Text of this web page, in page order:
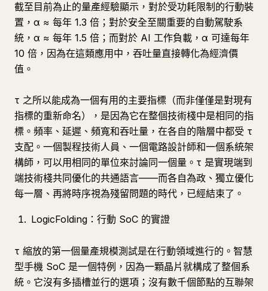
截至目前為止的量產經驗顯示，對於受功耗限制的行動裝
置，α ≈ 每年 1.3 倍；對於安全至關重要的自動駕駛系
統，α ≈ 每年 1.5 倍；而對於 AI 工作負載，α 可達每年
10 倍，因為在這類應用中，吞吐量直接轉化為經濟價
值。
τ 之所以能成為一個有用的主要指標（而非僅僅是對現有
指標的重新命名），是因為它在整個技術棧中是相同的指
標。頻率、延遲、頻寬和吞吐量，在各自的階層中都受 τ
支配。一個製程技術人員、一個電路設計師和一個系統架
構師，可以用相同的單位來討論同一個量。τ 是實現端到
端技術棧共同優化的共通語言——而各自為政、獨立優化
每一層、再將時序視為殘留問題的時代，已經結束了。
LogicFolding：行動 SoC 的實證
τ 縮放的第一個量產規模測試是在行動領域進行的。智慧
型手機 SoC 是一個特例，因為一顆晶片就構成了整個系
統。它沒有多插槽並行的選項；沒有數千個節點的互聯架